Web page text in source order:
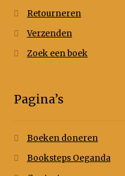
Retourneren
Verzenden
Zoek een boek
Pagina’s
Boeken doneren
Booksteps Oeganda